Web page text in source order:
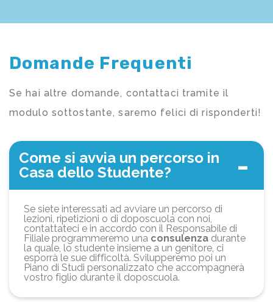
Domande Frequenti
Se hai altre domande, contattaci tramite il
modulo sottostante, saremo felici di risponderti!
Come si avvia un percorso in
Casa dello Studente?
Se siete interessati ad avviare un percorso di
lezioni, ripetizioni o di doposcuola con noi,
contattateci e in accordo con il Responsabile di
Filiale programmeremo una consulenza durante
la quale, lo studente insieme a un genitore, ci
esporrà le sue difficoltà. Svilupperemo poi un
Piano di Studi personalizzato che accompagnerà
vostro figlio durante il doposcuola.